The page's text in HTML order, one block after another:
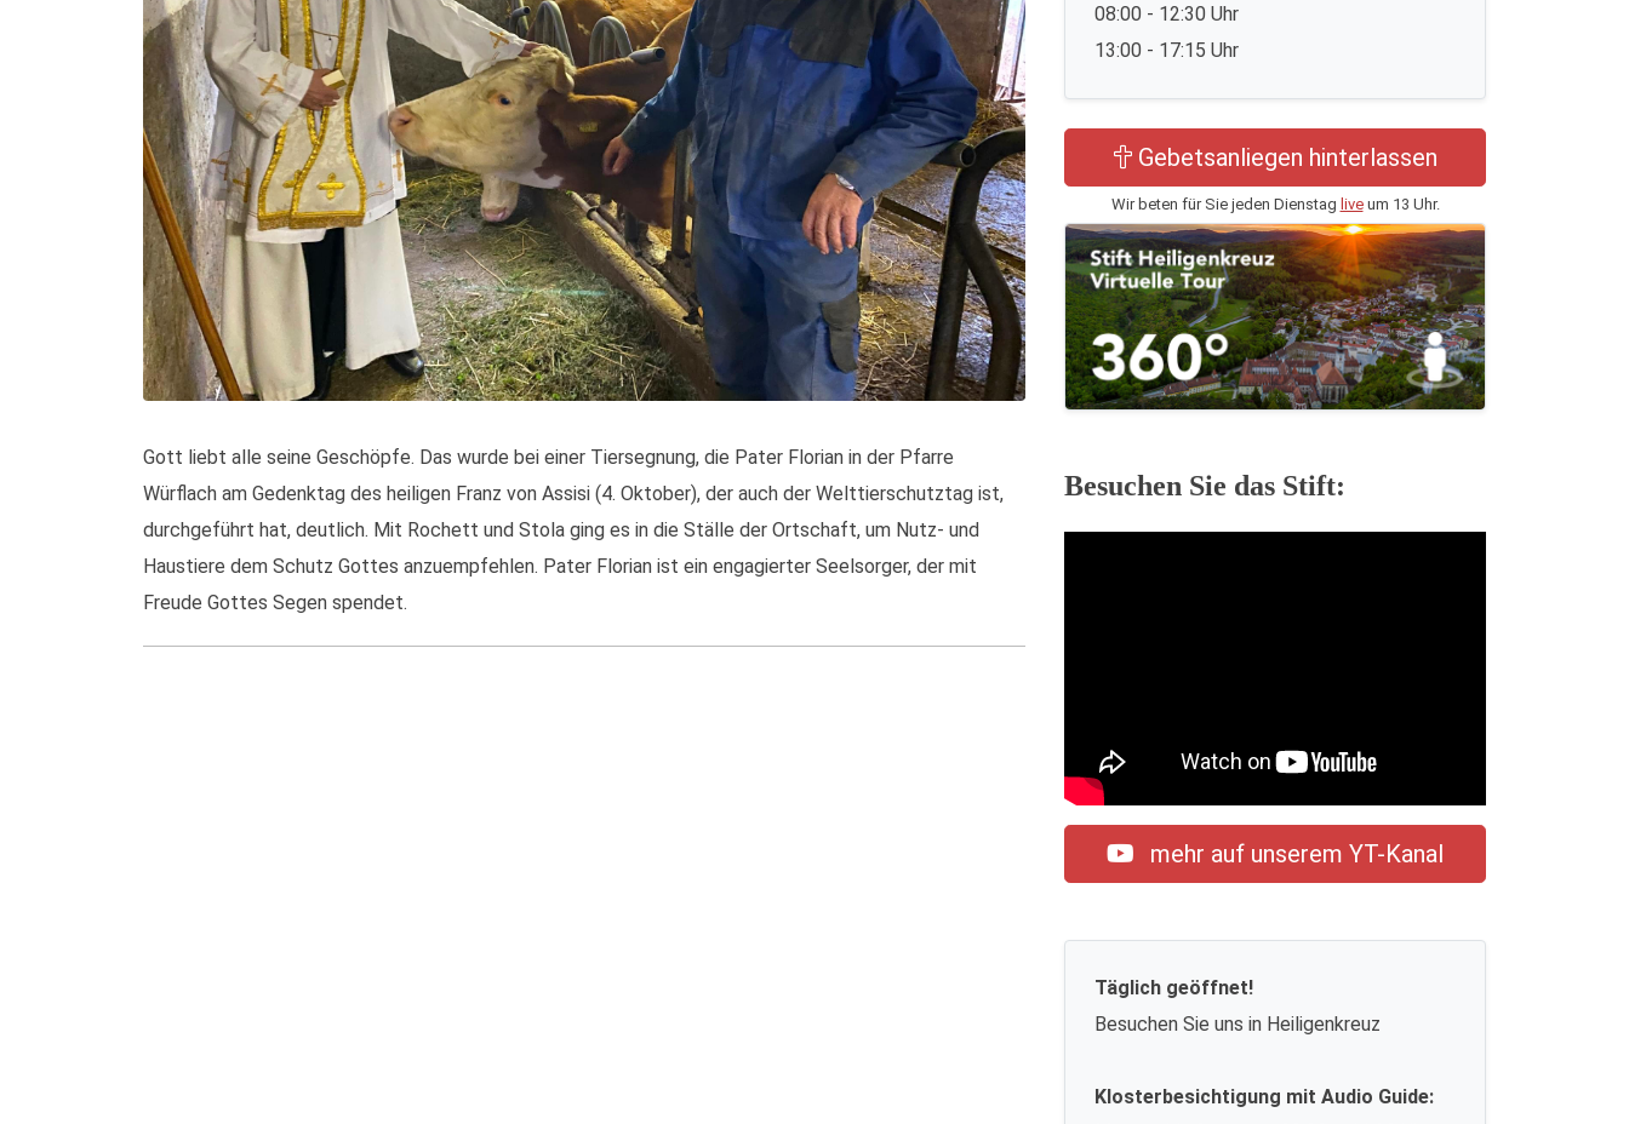
Gott liebt alle seine Geschöpfe. Das wurde bei einer Tiersegnung, die Pater Florian in der Pfarre
Würflach am Gedenktag des heiligen Franz von Assisi (4. Oktober), der auch der Welttierschutztag ist,
durchgeführt hat, deutlich. Mit Rochett und Stola ging es in die Ställe der Ortschaft, um Nutz- und
Haustiere dem Schutz Gottes anzuempfehlen. Pater Florian ist ein engagierter Seelsorger, der mit
Freude Gottes Segen spendet.
08:00 - 12:30 Uhr
13:00 - 17:15 Uhr
Gebetsanliegen hinterlassen
Wir beten für Sie jeden Dienstag liveum 13 Uhr.
Besuchen Sie das Stift:
mehr auf unserem YT-Kanal
Täglich geöffnet!
Besuchen Sie uns in Heiligenkreuz
Klosterbesichtigung mit Audio Guide: